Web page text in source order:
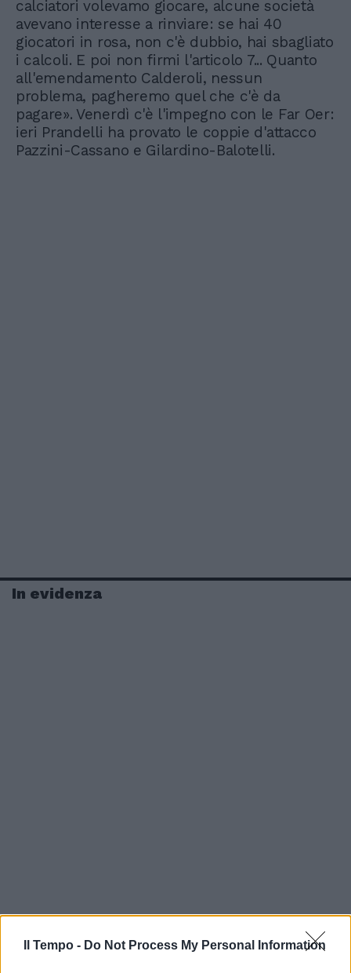
Il Tempo - Do Not Process My Personal Information
calciatori volevamo giocare, alcune società
avevano interesse a rinviare: se hai 40
giocatori in rosa, non c'è dubbio, hai sbagliato
i calcoli. E poi non firmi l'articolo 7... Quanto
all'emendamento Calderoli, nessun
problema, pagheremo quel che c'è da
pagare». Venerdì c'è l'impegno con le Far Oer:
ieri Prandelli ha provato le coppie d'attacco
Pazzini-Cassano e Gilardino-Balotelli.
In evidenza